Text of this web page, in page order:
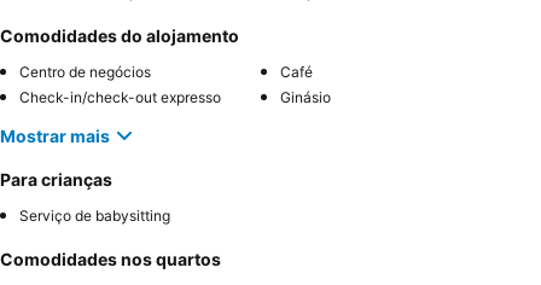
Comodidades do alojamento
Centro de negócios
Café
Check-in/check-out expresso
Ginásio
Mostrar mais
Para crianças
Serviço de babysitting
Comodidades nos quartos